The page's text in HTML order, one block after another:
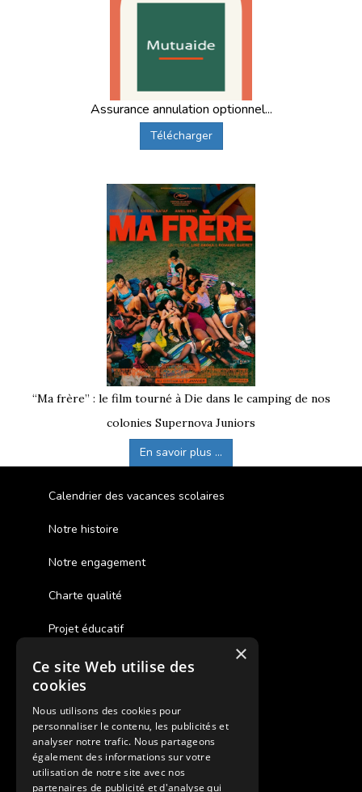
Assurance annulation optionnel...
Télécharger
“Ma frère” : le film tourné à Die dans le camping de nos
colonies Supernova Juniors
En savoir plus ...
Calendrier des vacances scolaires
Notre histoire
Notre engagement
Charte qualité
Projet éducatif
Des colonies de vacances inclusives
Assurances annulations
Aides financières pour partir en colonie
Charte de confidentialité
×
Ce site Web utilise des
cookies
Nous utilisons des cookies pour
personnaliser le contenu, les publicités et
analyser notre trafic. Nous partageons
également des informations sur votre
utilisation de notre site avec nos
partenaires de publicité et d'analyse qui